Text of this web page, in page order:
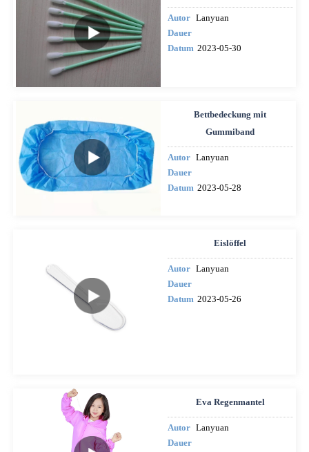
Autor Lanyuan
Dauer
Datum 2023-05-30
Bettbedeckung mit
Gummiband
Autor Lanyuan
Dauer
Datum 2023-05-28
Eislöffel
Autor Lanyuan
Dauer
Datum 2023-05-26
Eva Regenmantel
Autor Lanyuan
Dauer